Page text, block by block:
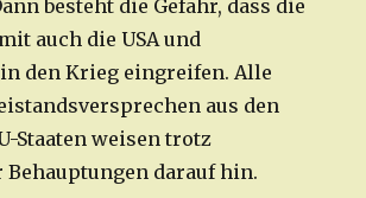
besteht die Gefahr, dass die
auch die USA und
den Krieg eingreifen. Alle
aus den
Staaten weisen trotz
darauf hin.